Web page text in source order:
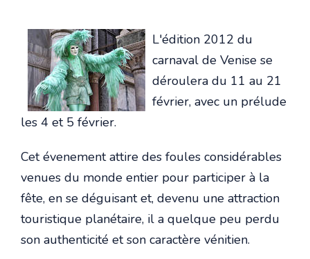
L'édition 2012 du
carnaval de Venise se
déroulera du 11 au 21
février, avec un prélude
les 4 et 5 février.
Cet évenement attire des foules considérables
venues du monde entier pour participer à la
fête, en se déguisant et, devenu une attraction
touristique planétaire, il a quelque peu perdu
son authenticité et son caractère vénitien.